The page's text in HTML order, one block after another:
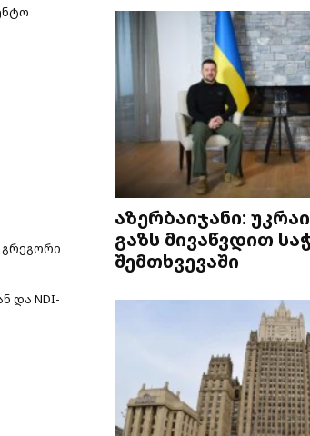
გრეგორი
და NDI-
აზერბაიჯანი:
გაზს მივაწვდით
შემთხვევაში